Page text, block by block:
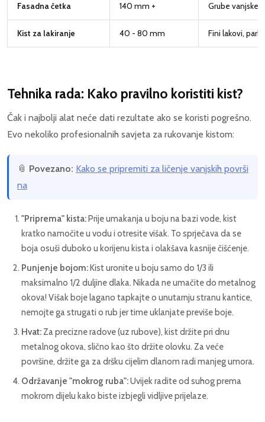
Fasadna četka 140 mm + Grube vanjske
Kist za lakiranje 40 - 80 mm Fini lakovi,
Tehnika rada: Kako pravilno koristiti kist?
Čak i najbolji alat neće dati rezultate ako se koristi pogrešno.
Evo nekoliko profesionalnih savjeta za rukovanje kistom:
📎 Povezano: Kako se pripremiti za ličenje vanjskih površi
na
"Priprema" kista:Prije umakanja u boju na bazi vode, kist
kratko namočite u vodu i otresite višak. To sprječava da se
boja osuši duboko u korijenu kista i olakšava kasnije čišćenje.
Punjenje bojom:Kist uronite u boju samo do 1/3 ili
maksimalno 1/2 duljine dlaka. Nikada ne umačite do metalnog
okova! Višak boje lagano tapkajte o unutarnju stranu kantice,
nemojte ga strugati o rub jer time uklanjate previše boje.
Hvat:Za precizne radove (uz rubove), kist držite pri dnu
metalnog okova, slično kao što držite olovku. Za veće
površine, držite ga za dršku cijelim dlanom radi manjeg umora.
Održavanje "mokrog ruba":Uvijek radite od suhog prema
mokrom dijelu kako biste izbjegli vidljive prijelaze.